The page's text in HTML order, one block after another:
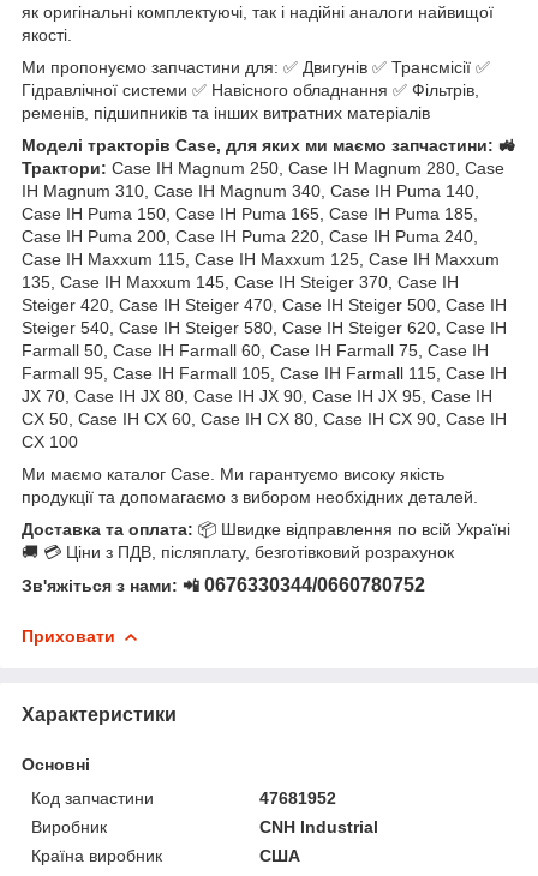
як оригінальні комплектуючі, так і надійні аналоги найвищої
якості.
Ми пропонуємо запчастини для: ✅ Двигунів ✅ Трансмісії ✅
Гідравлічної системи ✅ Навісного обладнання ✅ Фільтрів,
ременів, підшипників та інших витратних матеріалів
Моделі тракторів Case, для яких ми маємо запчастини: 🚜
Трактори: Case IH Magnum 250, Case IH Magnum 280, Case
IH Magnum 310, Case IH Magnum 340, Case IH Puma 140,
Case IH Puma 150, Case IH Puma 165, Case IH Puma 185,
Case IH Puma 200, Case IH Puma 220, Case IH Puma 240,
Case IH Maxxum 115, Case IH Maxxum 125, Case IH Maxxum
135, Case IH Maxxum 145, Case IH Steiger 370, Case IH
Steiger 420, Case IH Steiger 470, Case IH Steiger 500, Case IH
Steiger 540, Case IH Steiger 580, Case IH Steiger 620, Case IH
Farmall 50, Case IH Farmall 60, Case IH Farmall 75, Case IH
Farmall 95, Case IH Farmall 105, Case IH Farmall 115, Case IH
JX 70, Case IH JX 80, Case IH JX 90, Case IH JX 95, Case IH
CX 50, Case IH CX 60, Case IH CX 80, Case IH CX 90, Case IH
CX 100
Ми маємо каталог Case. Ми гарантуємо високу якість
продукції та допомагаємо з вибором необхідних деталей.
Доставка та оплата: 📦 Швидке відправлення по всій Україні
🚚 💳 Ціни з ПДВ, післяплату, безготівковий розрахунок
Зв'яжіться з нами: 📲 0676330344/0660780752
Приховати
Характеристики
Основні
Код запчастини
47681952
Виробник
CNH Industrial
Країна виробник
США